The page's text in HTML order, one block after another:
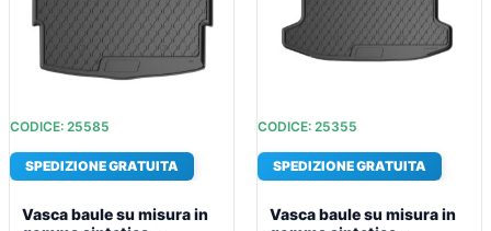
CODICE: 25585
SPEDIZIONE GRATUITA
Vasca baule su misura in
CODICE: 25355
SPEDIZIONE GRATUITA
Vasca baule su misura in